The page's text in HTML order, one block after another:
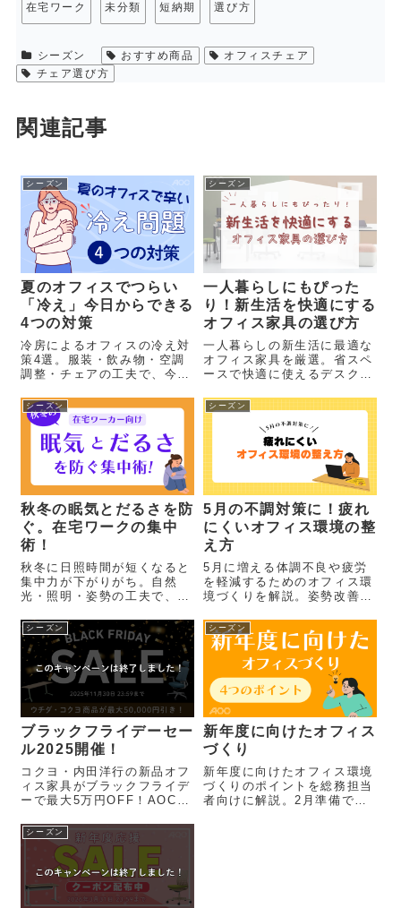
在宅ワーク 未分類 短納期 選び方
シーズン おすすめ商品
オフィスチェア
チェア選び方
関連記事
シーズン
夏のオフィスでつらい
「冷え」今日からできる
4つの対策
冷房によるオフィスの冷え対
策4選。服装・飲み物・空調
調整・チェアの工夫で、今日
シーズン
一人暮らしにもぴった
り！新生活を快適にする
オフィス家具の選び方
一人暮らしの新生活に最適な
オフィス家具を厳選。省スペ
ースで快適に使えるデスクと
す。
シーズン
秋冬の眠気とだるさを防
ぐ。在宅ワークの集中
術！
秋冬に日照時間が短くなると
集中力が下がりがち。自然
光・照明・姿勢の工夫で、在
境を整えられる！
シーズン
5月の不調対策に！疲れ
にくいオフィス環境の整
え方
5月に増える体調不良や疲労
を軽減するためのオフィス環
境づくりを解説。姿勢改善や
にくい働き方のポイントとお
すすめ家具を紹介します。
シーズン
ブラックフライデーセー
ル2025開催！
コクヨ・内田洋行の新品オフ
ィス家具がブラックフライデ
ーで最大5万円OFF！AOC限
別価格。
シーズン
新年度に向けたオフィス
づくり
新年度に向けたオフィス環境
づくりのポイントを総務担当
者向けに解説。2月準備で在
シーズン